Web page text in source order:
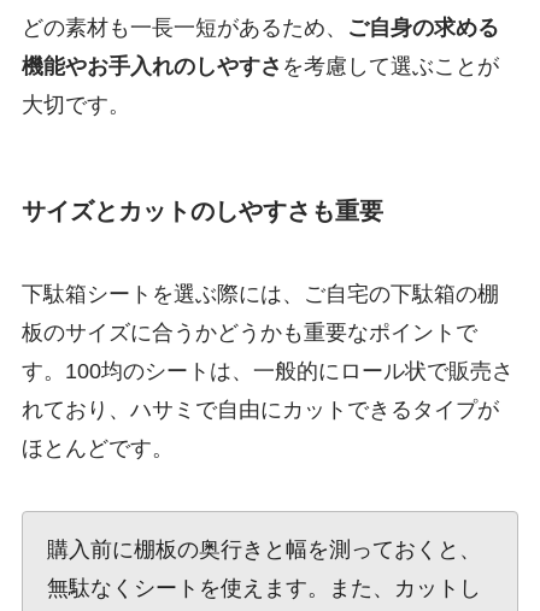
どの素材も一長一短があるため、
ご自身の求める
機能やお手入れのしやすさ を考慮して選ぶことが
大切です。
サイズとカットのしやすさも重要
下駄箱シートを選ぶ際には、ご自宅の下駄箱の棚
板のサイズに合うかどうかも重要なポイントで
す。100均のシートは、一般的にロール状で販売さ
れており、ハサミで自由にカットできるタイプが
ほとんどです。
購入前に棚板の奥行きと幅を測っておくと、
無駄なくシートを使えます。また、カットし